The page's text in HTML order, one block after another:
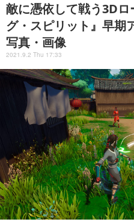
敵に憑依して戦う3D
グ・スピリット』早期
写真・画像
2021.9.2 Thu 17:33